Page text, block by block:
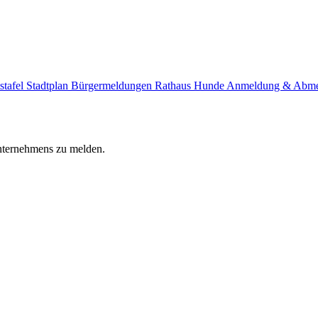
Stadtplan Bürgermeldungen Rathaus Hunde Anmeldung &
zu melden.